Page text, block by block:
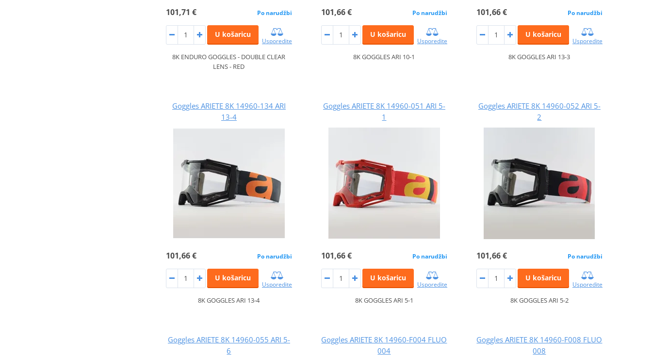
101,71 € Po narudžbi
U košaricu
Usporedite
8K ENDURO GOGGLES - DOUBLE CLEAR
LENS - RED
101,66 € Po narudžbi
U košaricu
Usporedite
8K GOGGLES ARI 10-1
101,66 € Po narudžbi
U košaricu
Usporedite
8K GOGGLES ARI 13-3
Goggles ARIETE 8K 14960-134 ARI
13-4
101,66 € Po narudžbi
U košaricu
Usporedite
8K GOGGLES ARI 13-4
Goggles ARIETE 8K 14960-051 ARI 5-
1
101,66 € Po narudžbi
U košaricu
Usporedite
8K GOGGLES ARI 5-1
Goggles ARIETE 8K 14960-052 ARI 5-
2
101,66 € Po narudžbi
U košaricu
Usporedite
8K GOGGLES ARI 5-2
Goggles ARIETE 8K 14960-055 ARI 5-
6
Goggles ARIETE 8K 14960-F004 FLUO
004
Goggles ARIETE 8K 14960-F008 FLUO
008